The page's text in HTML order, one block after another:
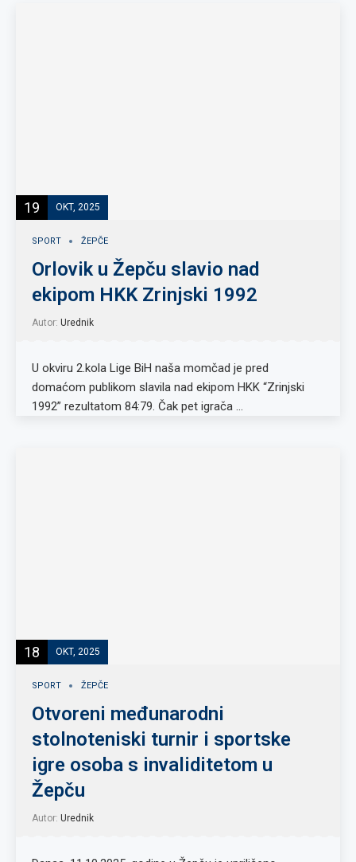
19 OKT, 2025
SPORT ŽEPČE
Orlovik u Žepču slavio nad
ekipom HKK Zrinjski 1992
Autor: Urednik
U okviru 2.kola Lige BiH naša momčad je pred
domaćom publikom slavila nad ekipom HKK “Zrinjski
1992” rezultatom 84:79. Čak pet igrača …
18 OKT, 2025
SPORT ŽEPČE
Otvoreni međunarodni
stolnoteniski turnir i sportske
igre osoba s invaliditetom u
Žepču
Autor: Urednik